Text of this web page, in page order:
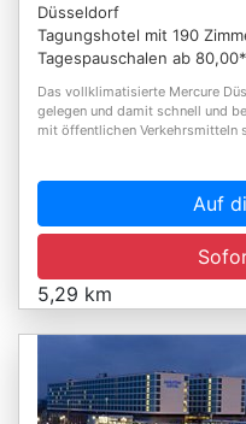
Düsseldorf
Tagungshotel mit 190
Tagespauschalen ab 80,00*
Das vollklimatisierte Mercure
gelegen und damit schnell und
mit öffentlichen Verkehrsmitteln
Auf
5,29 km